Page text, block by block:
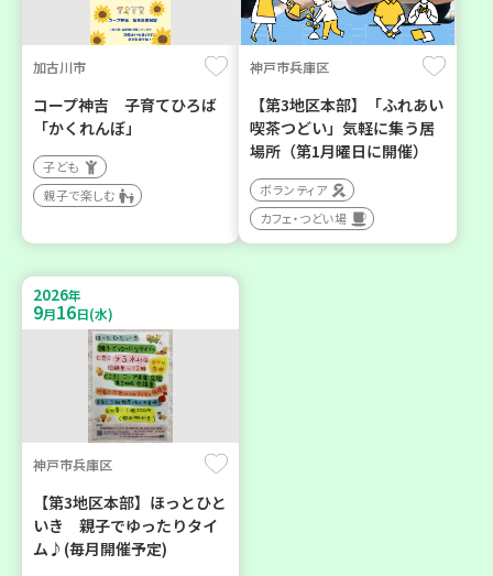
加古川市
コープ神吉 子育てひろば
「かくれんぼ」
子ども
親子で楽しむ
神戸市兵庫区
【第3地区本部】「ふれあい
喫茶つどい」気軽に集う居
場所（第1月曜日に開催）
ボランティア
カフェ・つどい場
2026年
9月16日(水)
神戸市兵庫区
【第3地区本部】ほっとひと
いき 親子でゆったりタイ
ム♪(毎月開催予定)